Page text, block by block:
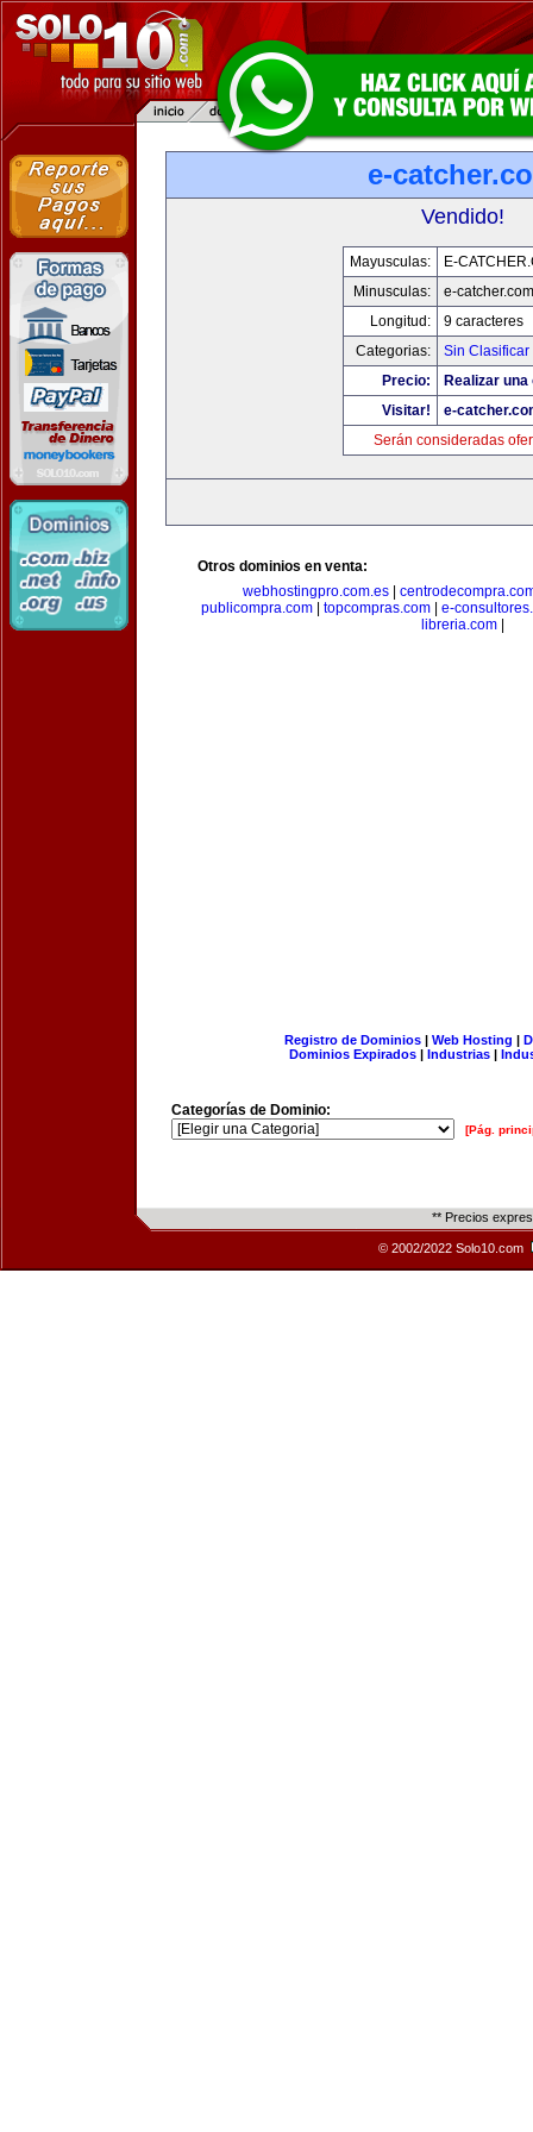
e-
Vendido!
Mayusculas:
E-
Minusculas:
e-catcher.com
Longitud:
9 caracteres
Categorias:
Sin Clasificar
Precio:
Realizar
Visitar!
e-
Serán consideradas
Otros dominios en venta:
webhostingpro.com.es|
publicompra.com| topcompras.com| e-
libreria.com
Registro de Dominios| Web Hosting |
Dominios Expirados | Industrias |
Categorías de Dominio:
[Pág.
** Precios
© 2002/2022 Solo10.com